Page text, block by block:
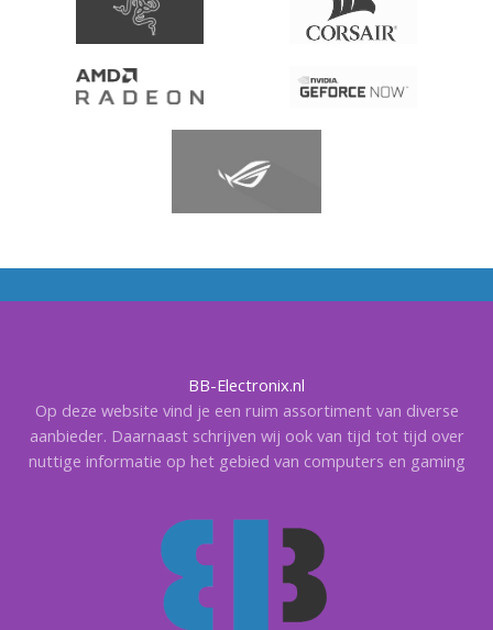
BB-Electronix.nl
Op deze website vind je een ruim assortiment van diverse
aanbieder. Daarnaast schrijven wij ook van tijd tot tijd over
nuttige informatie op het gebied van computers en gaming